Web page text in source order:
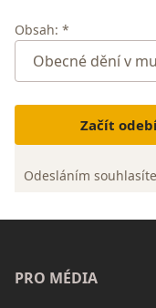
Obsah: *
Začít
Odesláním
PRO MÉDIA